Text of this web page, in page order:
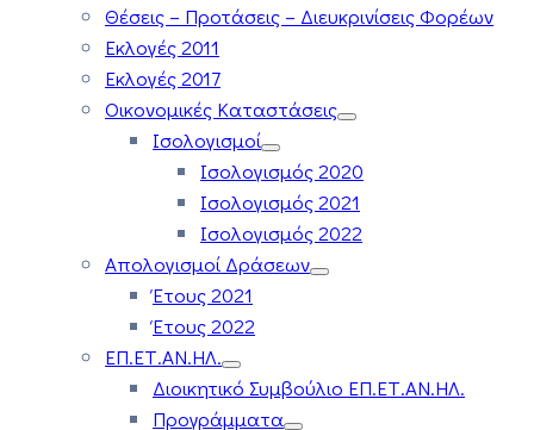
Θέσεις – Προτάσεις – Διευκρινίσεις Φορέων
Εκλογές 2011
Εκλογές 2017
Οικονομικές Καταστάσεις
Ισολογισμοί
Ισολογισμός 2020
Ισολογισμός 2021
Ισολογισμός 2022
Απολογισμοί Δράσεων
Έτους 2021
Έτους 2022
ΕΠ.ΕΤ.ΑΝ.ΗΛ.
Διοικητικό Συμβούλιο ΕΠ.ΕΤ.ΑΝ.ΗΛ.
Προγράμματα